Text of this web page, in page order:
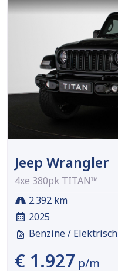
Jeep Wrangler
4xe 380pk TITAN™
2.392 km
2025
Benzine / Elektrisch
€ 1.927 p/m